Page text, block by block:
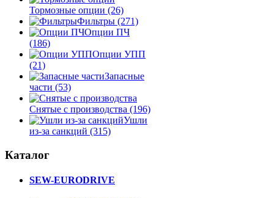
Тормозные опции (26)
Фильтры (271)
Опции ПЧ
(186)
Опции УПП
(21)
Запасные
части (53)
Снятые с производства (196)
Ушли
из-за санкций (315)
Каталог
SEW-EURODRIVE